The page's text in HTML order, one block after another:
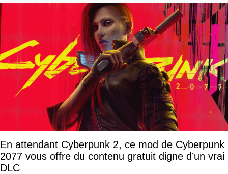
En attendant Cyberpunk 2, ce mod de Cyberpunk
2077 vous offre du contenu gratuit digne d’un vrai
DLC